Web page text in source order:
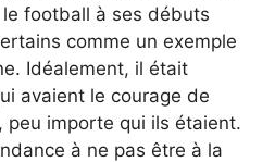
football à ses débuts
comme un exemple
Idéalement, il était
avaient le courage de
peu importe qui ils étaient.
à ne pas être à la